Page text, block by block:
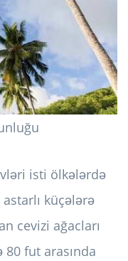
isti ölkələrdə
küçələrə
cevizi ağacları
fut arasında